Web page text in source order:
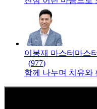
이봉재 마스터 마스터
(977)
함께 나누며 치유와